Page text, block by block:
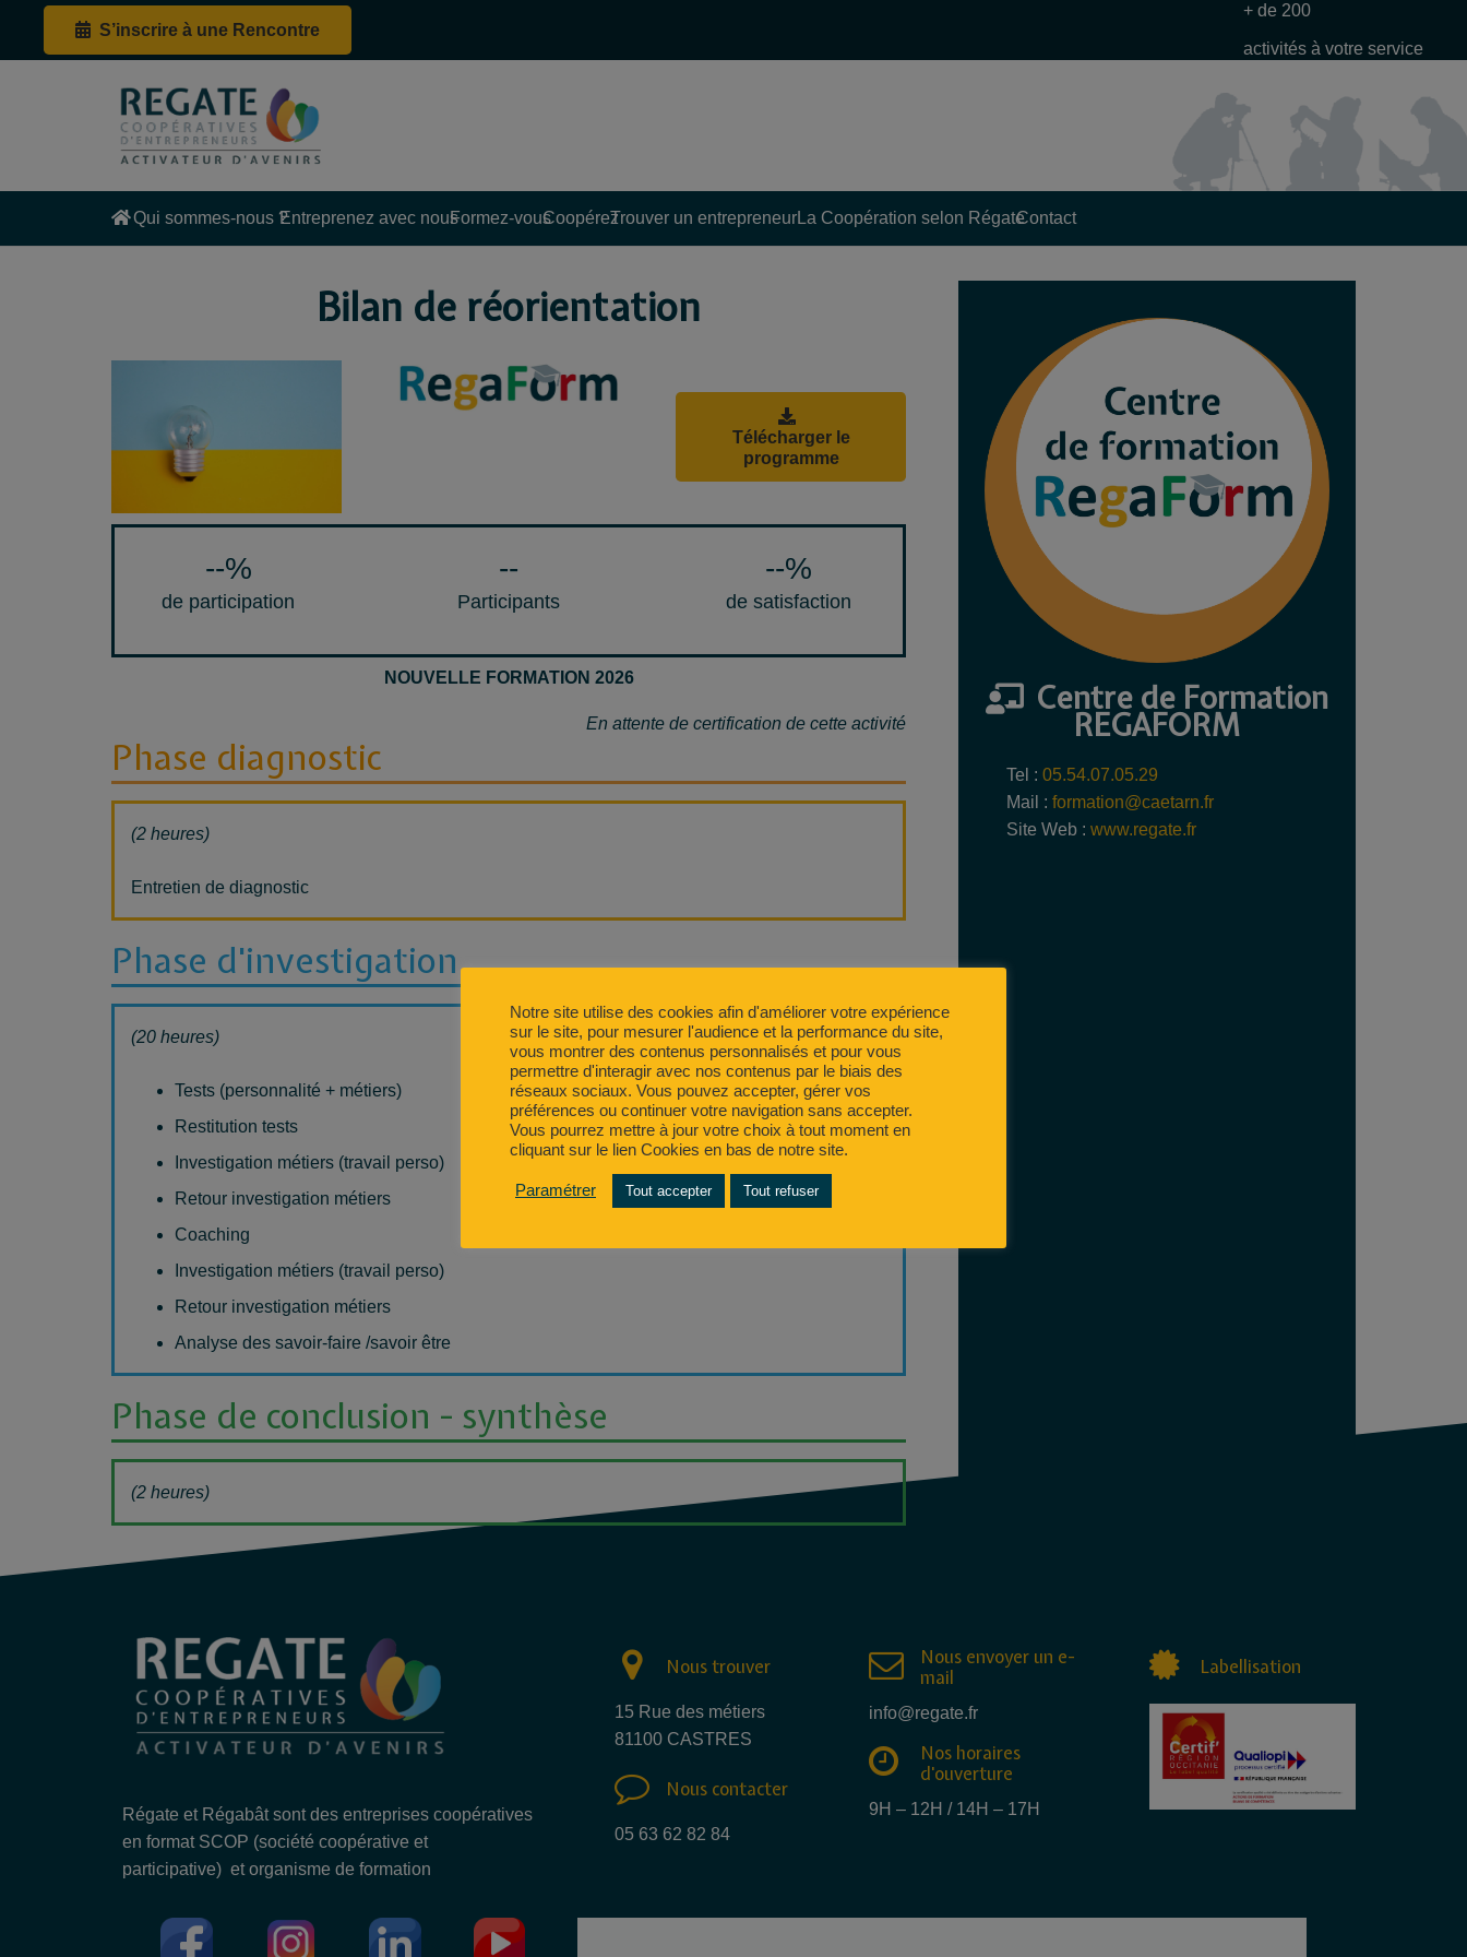
S’inscrire à une Rencontre
+ de 200
activités à votre service
Qui sommes-nous ?Entreprenez avec nousFormez-vousCoopérezTrouver un entrepreneurLa Coopération selon RégateContact
Bilan de réorientation
Télécharger le
programme
--%
de participation
--
Participants
--%
de satisfaction
NOUVELLE FORMATION 2026
En attente de certification de cette activité
Phase diagnostic
(2 heures)
Entretien de diagnostic
Phase d'investigation
(20 heures)
Tests (personnalité + métiers)
Restitution tests
Investigation métiers (travail perso)
Retour investigation métiers
Coaching
Investigation métiers (travail perso)
Retour investigation métiers
Analyse des savoir-faire /savoir être
Phase de conclusion - synthèse
(2 heures)
Centre de Formation
REGAFORM
Tel : 05.54.07.05.29
Mail : formation@caetarn.fr
Site Web : www.regate.fr
Régate et Régabât sont des entreprises coopératives
en format SCOP (société coopérative et
participative) et organisme de formation
Nous trouver
15 Rue des métiers
81100 CASTRES
Nous contacter
05 63 62 82 84
Nous envoyer un e-
mail
info@regate.fr
Nos horaires
d'ouverture
9H – 12H / 14H – 17H
Labellisation
Notre site utilise des cookies afin d'améliorer votre expérience
sur le site, pour mesurer l'audience et la performance du site,
vous montrer des contenus personnalisés et pour vous
permettre d'interagir avec nos contenus par le biais des
réseaux sociaux. Vous pouvez accepter, gérer vos
préférences ou continuer votre navigation sans accepter.
Vous pourrez mettre à jour votre choix à tout moment en
cliquant sur le lien Cookies en bas de notre site.
Paramétrer Tout accepter Tout refuser